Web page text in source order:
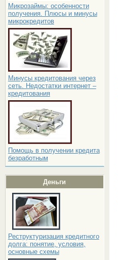
Микрозаймы: особенности
получения. Плюсы и минусы
микрокредитов
Минусы кредитования через
сеть. Недостатки интернет –
кредитования
Помощь в получении кредита
безработным
Деньги
Реструктуризация кредитного
долга: понятие, условия,
основные схемы